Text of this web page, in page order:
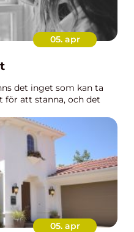
05. apr
det inget som kan ta
för att stanna, och det
05. apr